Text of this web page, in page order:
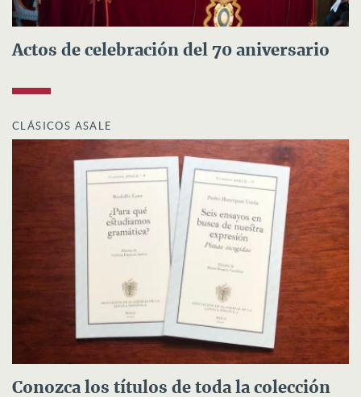
Actos de celebración del 70 aniversario
CLÁSICOS ASALE
Conozca los títulos de toda la colección